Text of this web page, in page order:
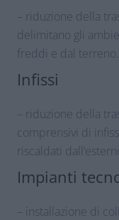
– riduzione della
delimitano gli
freddi e dal terreno.
Infissi
– riduzione della
comprensivi di
riscaldati
Impianti
– installazione di